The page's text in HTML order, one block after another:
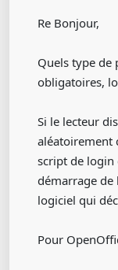
Re Bonjour,
Quels type de
obligatoires,
Si le lecteur
aléatoirement
script de login
démarrage de
logiciel qui
Pour